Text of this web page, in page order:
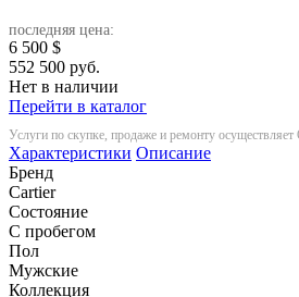
последняя цена:
6 500 $
552 500 руб.
Нет в наличии
Перейти в каталог
Услуги по скупке, продаже и ремонту
Характеристики Описание
Бренд
Cartier
Состояние
С пробегом
Пол
Мужские
Коллекция